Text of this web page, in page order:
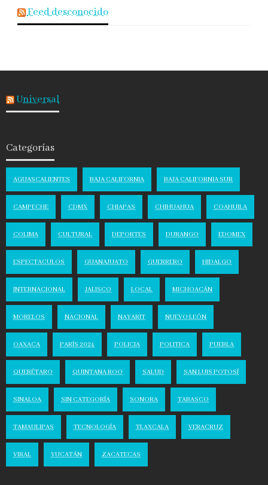
Feed desconocido
Universal
Categorías
AGUASCALIENTES BAJA CALIFORNIA BAJA CALIFORNIA SUR
CAMPECHE CDMX CHIAPAS CHIHUAHUA COAHUILA
COLIMA CULTURAL DEPORTES DURANGO EDOMEX
ESPECTACULOS GUANAJUATO GUERRERO HIDALGO
INTERNACIONAL JALISCO LOCAL MICHOACÁN
MORELOS NACIONAL NAYARIT NUEVO LEÓN
OAXACA PARÍS 2024 POLICIA POLITICA PUEBLA
QUERÉTARO QUINTANA ROO SALUD SAN LUIS POTOSÍ
SINALOA SIN CATEGORÍA SONORA TABASCO
TAMAULIPAS TECNOLOGÍA TLAXCALA VERACRUZ
VIRAL YUCATÁN ZACATECAS